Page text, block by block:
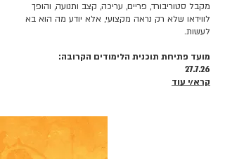
מקבל סטוריבורד, פריים, עריכה, קצב ותנועה, והופך
לווידאו שלא רק נראה מקצועי, אלא יודע מה הוא בא
לעשות.
מועד פתיחת תוכנית הלימודים הקרובה:
27.7.26
קרא/י עוד